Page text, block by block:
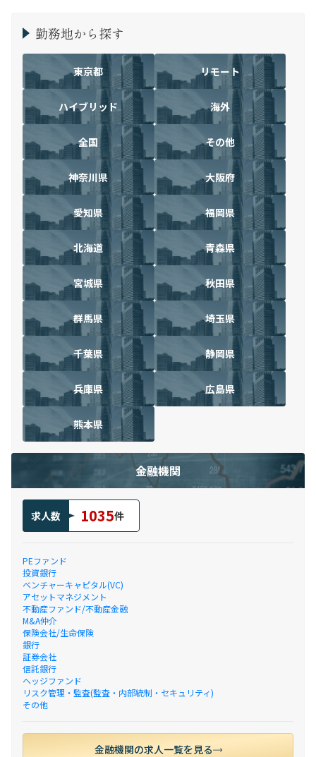
勤務地から探す
東京都 リモート
ハイブリッド 海外
全国 その他
神奈川県 大阪府
愛知県 福岡県
北海道 青森県
宮城県 秋田県
群馬県 埼玉県
千葉県 静岡県
兵庫県 広島県
熊本県
金融機関
求人数 1035件
PEファンド
投資銀行
ベンチャーキャピタル(VC)
アセットマネジメント
不動産ファンド/不動産金融
M&A仲介
保険会社/生命保険
銀行
証券会社
信託銀行
ヘッジファンド
リスク管理・監査(監査・内部統制・セキュリティ)
その他
金融機関の求人一覧を見る